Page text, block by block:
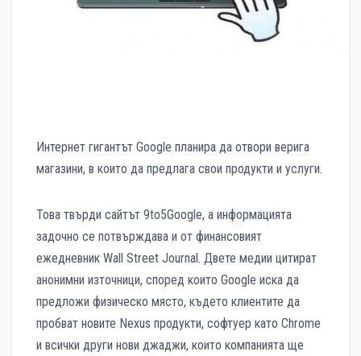
Интернет гигантът Google планира да отвори верига
магазини, в които да предлага свои продукти и услуги.
Това твърди сайтът 9to5Google, а информацията
задочно се потвърждава и от финансовият
ежедневник Wall Street Journal. Двете медии цитират
анонимни източници, според които Google иска да
предложи физическо място, където клиентите да
пробват новите Nexus продукти, софтуер като Chrome
и всички други нови джаджи, които компанията ще